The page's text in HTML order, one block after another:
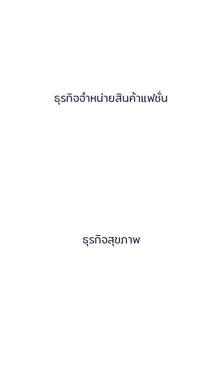
ธุรกิจจำหน่ายสินค้าแฟชั่น
ธุรกิจสุขภาพ